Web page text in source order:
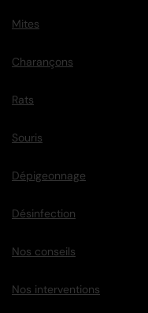
Mites
Charançons
Rats
Souris
Dépigeonnage
Désinfection
Nos conseils
Nos interventions